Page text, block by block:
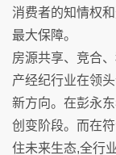
消费者的知情权
最大保障。
房源共享、竞合
产经纪行业在领
新方向。在彭永
创变阶段。而在
住未来生态,全行